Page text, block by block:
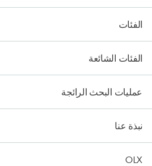
الفئات
الفئات الشائعة
عمليات البحث الرائجة
نبذة عنا
OLX